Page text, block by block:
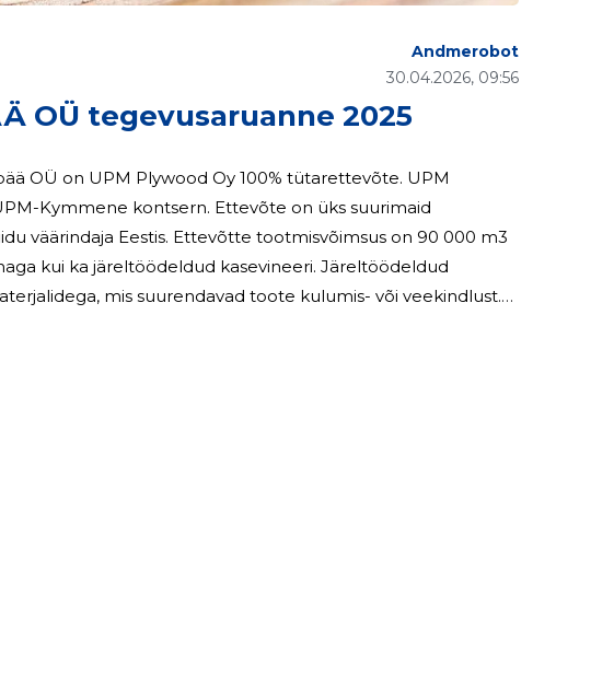
OÜ tegevusaruanne 2025
30.04.2026, 09:56
Andmerobot
Ettevõte on üks suurimaid
tootmisvõimsus on 90 000 m3
järeltöödeldud kasevineeri. Järeltöödeldud
mis suurendavad toote kulumis- või veekindlust.